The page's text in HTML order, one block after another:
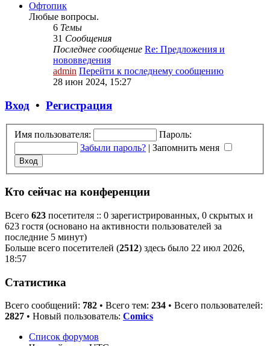
Офтопик
Любые вопросы.
6 Темы
31 Сообщения
Последнее сообщение Re: Предложения и
нововведения
admin Перейти к последнему сообщению
28 июн 2024, 15:27
Вход • Регистрация
Имя пользователя:
Пароль:
Забыли пароль? | Запомнить меня
Кто сейчас на конференции
Всего 623 посетителя :: 0 зарегистрированных, 0 скрытых и
623 гостя (основано на активности пользователей за
последние 5 минут)
Больше всего посетителей (2512) здесь было 22 июл 2026,
18:57
Статистика
Всего сообщений: 782 • Всего тем: 234 • Всего пользователей:
2827 • Новый пользователь: Comics
Список форумов